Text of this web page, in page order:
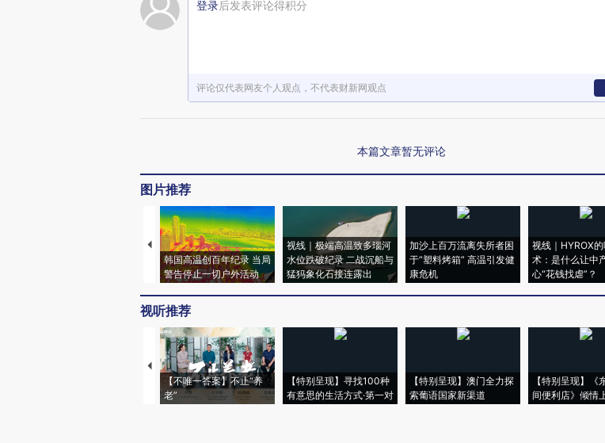
登录后发表评论得积分
评论仅代表网友个人观点，不代表财新网观点
本篇文章暂无评论
图片推荐
韩国高温创百年纪录 当局
警告停止一切户外活动
视线｜极端高温致多瑙河
水位跌破纪录 二战沉船与
猛犸象化石接连露出
加沙上百万流离失所者困
于“塑料烤箱” 高温引发健
康危机
视线｜HYROX
术：是什么让中
心“花钱找虐”？
视听推荐
【不唯一答案】不止“养
老”
【特别呈现】寻找100种
有意思的生活方式·第一对
【特别呈现】澳门全力探
索葡语国家新渠道
【特别呈现】《
间便利店》倾情